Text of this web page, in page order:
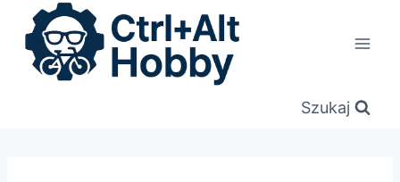
Przejdź
treści
Szukaj